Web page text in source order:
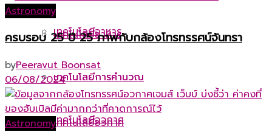
เทคโนโลยีอาหาร
เทคโนโลยีการคำนวณ
เทคโนโลยีอวกาศ
เทคโนโลยีอาหาร
เทคโนโลยีการคำนวณ
เทคโนโลยีอวกาศ
Astronomy
ครบรอบ 25 ปี 25 ภาพกับกล้องโทรทรรศน์จันทรา
byPeeravut Boonsat
06/08/2024
Astronomy